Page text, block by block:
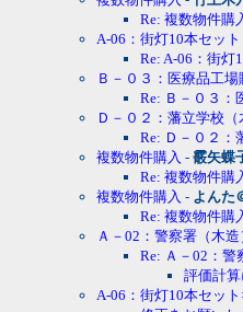
Re: 複数物件購
A-06：街灯10本セット
Re: A-06：街灯
Ｂ－０３：医療品工場
Re: Ｂ－０３：
Ｄ－０２：藩立学校（
Re: Ｄ－０２：
複数物件購入 - 霰矢蝶
Re: 複数物件購
複数物件購入 - よんた
Re: 複数物件購
Ａ－02：警察署（木
Re: Ａ－02：警
評価計
A-06：街灯10本セッ